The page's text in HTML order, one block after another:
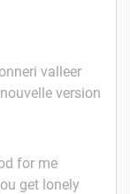
valleer
version
for me
get lonely